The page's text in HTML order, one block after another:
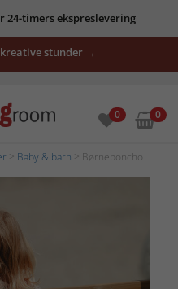
timers ekspreslevering
stunder →
0 0
Baby & barn > Børneponcho